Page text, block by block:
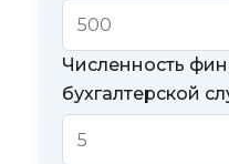
Численность
бухгалтерской